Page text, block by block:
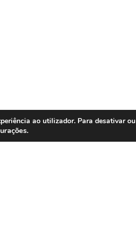
ao utilizador. Para desativar ou
.